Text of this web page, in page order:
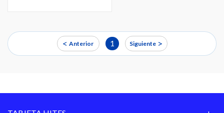
< Anterior 1 Siguiente >